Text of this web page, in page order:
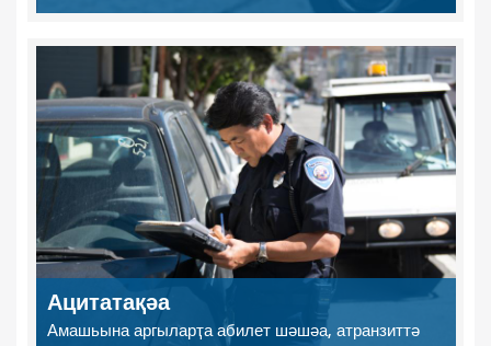
Ацитатақәа
Амашьына аргыларҭа абилет шәшәа, атранзиттә